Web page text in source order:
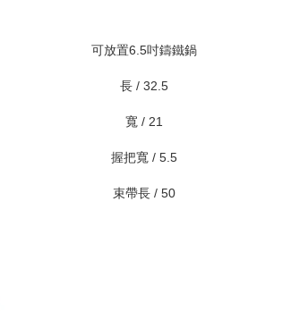
可放置6.5吋鑄鐵鍋
長 / 32.5
寬 / 21
握把寬 / 5.5
束帶長 / 50